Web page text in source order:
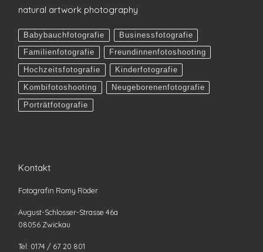
natural artwork photography
Babybauchfotografie Businessfotografie
Familienfotografie Freundinnenfotoshooting
Hochzeitsfotografie Kinderfotografie
Kombifotoshooting Neugeborenenfotografie
Porträtfotografie
Kontakt
Fotografin Romy Röder
August-Schlosser-Strasse 46a
08056 Zwickau
Tel: 0174 / 67 20 801